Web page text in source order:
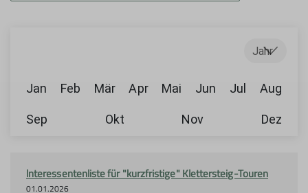
Jahr
Jan Feb Mär Apr Mai Jun Jul Aug
Sep Okt Nov Dez
lnteressentenliste für "kurzfristige" Klettersteig-Touren
01.01.2026